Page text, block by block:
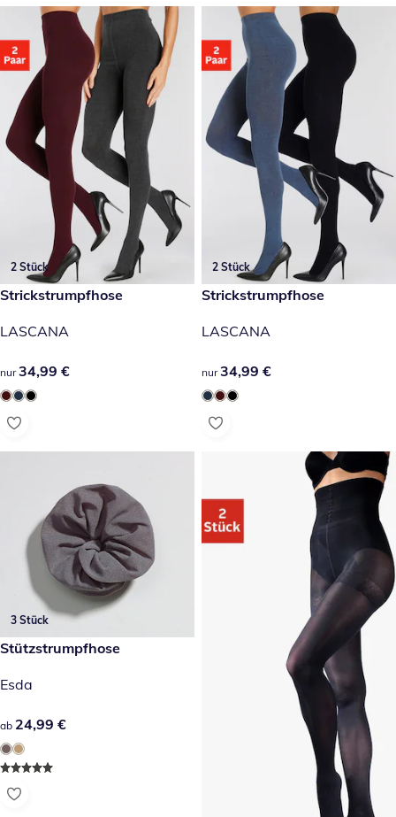
2 Stück
34,99 €
Strickstrumpfhose
LASCANA
34,99 €
nur 34,99 €
2 Stück
34,99 €
Strickstrumpfhose
LASCANA
34,99 €
nur 34,99 €
3 Stück
24,99 €
Stützstrumpfhose
Esda
24,99 €
ab 24,99 €